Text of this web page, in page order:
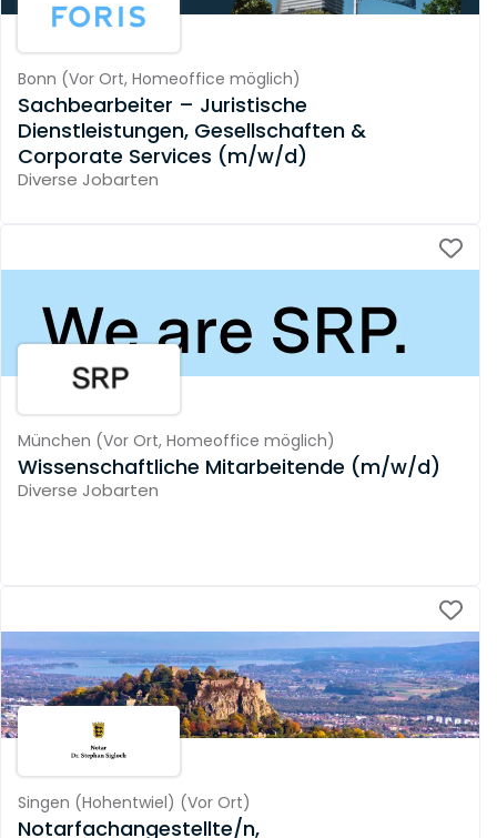
Bonn (Vor Ort, Homeoffice möglich)
Sachbearbeiter – Juristische
Dienstleistungen, Gesellschaften &
Corporate Services (m/w/d)
Diverse Jobarten
München (Vor Ort, Homeoffice möglich)
Wissenschaftliche Mitarbeitende (m/w/d)
Diverse Jobarten
Singen (Hohentwiel) (Vor Ort)
Notarfachangestellte/n,